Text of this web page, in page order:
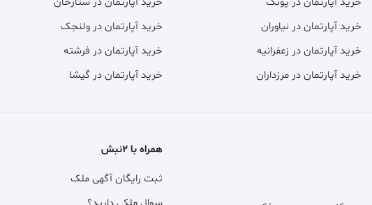
خرید آپارتمان در نیاوران
خرید آپارتمان در زعفرانیه
خرید آپارتمان در مرزداران
خرید آپارتمان در ولنجک
خرید آپارتمان در فرشته
خرید آپارتمان در گیشا
همراه با ۲نبش
ثبت رایگان آگهی ملک